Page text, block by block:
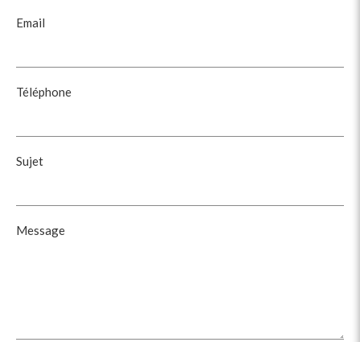
Email
Téléphone
Sujet
Message